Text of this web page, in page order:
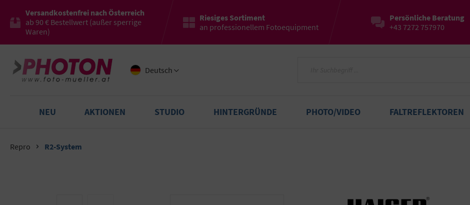
Versandkostenfrei nach Österreich
ab 90 € Bestellwert (außer sperrige
Waren)
Riesiges Sortiment
an professionellem Fotoequipment
Persönliche Beratung
+43 7272 757970
Deutsch
NEU AKTIONEN STUDIO HINTERGRÜNDE PHOTO/VIDEO FALTREFLEKTOREN
Repro R2-System